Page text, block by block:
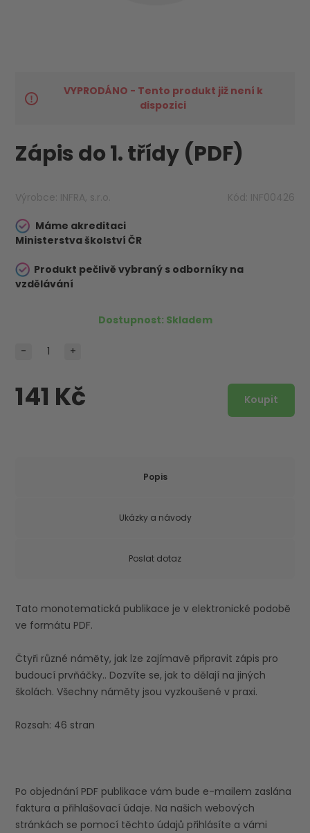
VYPRODÁNO - Tento produkt již není k
dispozici
Zápis do 1. třídy (PDF)
Výrobce: INFRA, s.r.o. Kód: INF00426
Máme akreditaci
Ministerstva školství ČR
Produkt pečlivě vybraný s odborníky na
vzdělávání
Dostupnost: Skladem
141 Kč
- +
Popis
Ukázky a návody
Poslat dotaz
Tato monotematická publikace je v elektronické podobě
ve formátu PDF.
Čtyři různé náměty, jak lze zajímavě připravit zápis pro
budoucí prvňáčky.. Dozvíte se, jak to dělají na jiných
školách. Všechny náměty jsou vyzkoušené v praxi.
Rozsah: 46 stran
Po objednání PDF publikace vám bude e-mailem zaslána
faktura a přihlašovací údaje. Na našich webových
stránkách se pomocí těchto údajů přihlásíte a vámi